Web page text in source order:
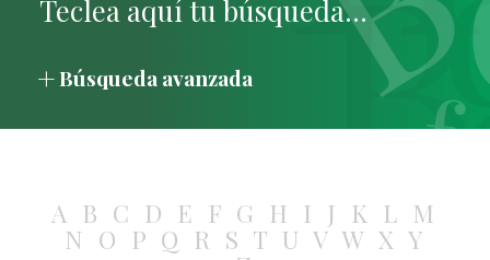
Búsqueda avanzada
A B C D E F G H I J K L M
N O P Q R S T U V W X Y